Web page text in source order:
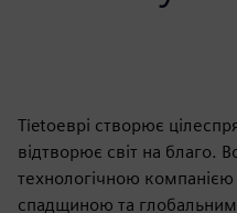
Tietoеврі створює
відтворює світ на благо.
технологічною
спадщиною та